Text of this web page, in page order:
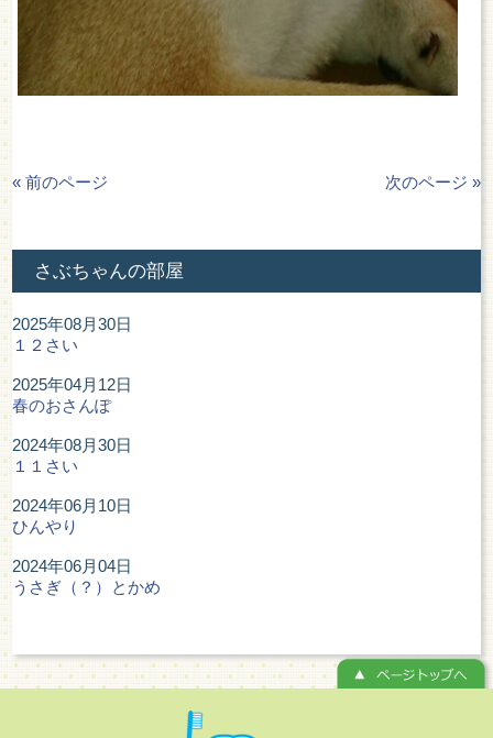
« 前のページ 次のページ »
さぶちゃんの部屋
2025年08月30日
１２さい
2025年04月12日
春のおさんぽ
2024年08月30日
１１さい
2024年06月10日
ひんやり
2024年06月04日
うさぎ（？）とかめ